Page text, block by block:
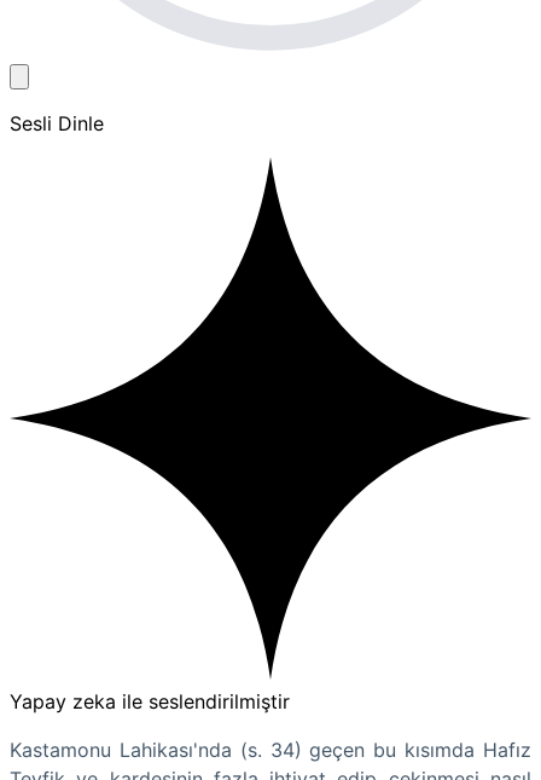
Sesli Dinle
Yapay zeka ile seslendirilmiştir
Kastamonu Lahikası'nda (s. 34) geçen bu kısımda Hafız